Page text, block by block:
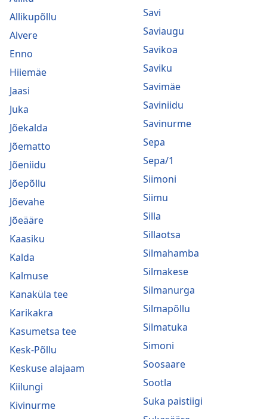
Allikupõllu
Alvere
Enno
Hiiemäe
Jaasi
Juka
Jõekalda
Jõematto
Jõeniidu
Jõepõllu
Jõevahe
Jõeääre
Kaasiku
Kalda
Kalmuse
Kanaküla tee
Karikakra
Kasumetsa tee
Kesk-Põllu
Keskuse alajaam
Kiilungi
Kivinurme
Savi
Saviaugu
Savikoa
Saviku
Savimäe
Saviniidu
Savinurme
Sepa
Sepa/1
Siimoni
Siimu
Silla
Sillaotsa
Silmahamba
Silmakese
Silmanurga
Silmapõllu
Silmatuka
Simoni
Soosaare
Sootla
Suka paistiigi